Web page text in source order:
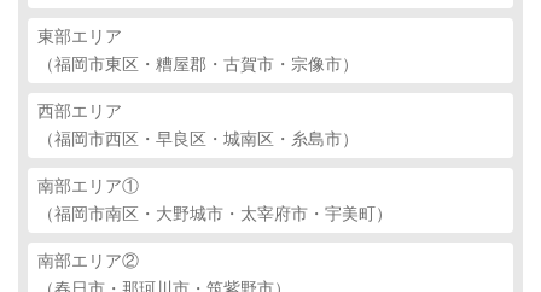
東部エリア
（福岡市東区・糟屋郡・古賀市・宗像市）
西部エリア
（福岡市西区・早良区・城南区・糸島市）
南部エリア①
（福岡市南区・大野城市・太宰府市・宇美町）
南部エリア②